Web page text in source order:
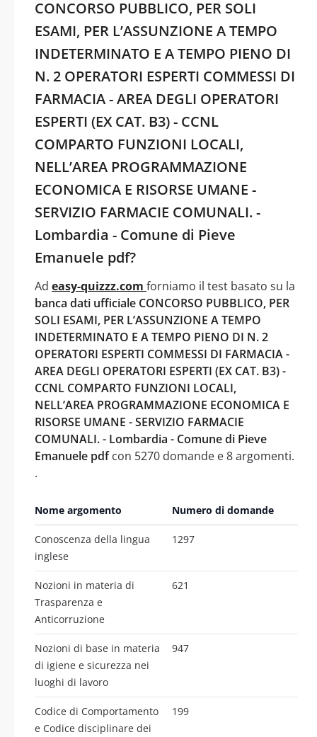
CONCORSO PUBBLICO, PER SOLI
ESAMI, PER L’ASSUNZIONE A TEMPO
INDETERMINATO E A TEMPO PIENO DI
N. 2 OPERATORI ESPERTI COMMESSI DI
FARMACIA - AREA DEGLI OPERATORI
ESPERTI (EX CAT. B3) - CCNL
COMPARTO FUNZIONI LOCALI,
NELL’AREA PROGRAMMAZIONE
ECONOMICA E RISORSE UMANE -
SERVIZIO FARMACIE COMUNALI. -
Lombardia - Comune di Pieve
Emanuele pdf?
Ad easy-quizzz.com forniamo il test basato su la
banca dati ufficiale CONCORSO PUBBLICO, PER
SOLI ESAMI, PER L’ASSUNZIONE A TEMPO
INDETERMINATO E A TEMPO PIENO DI N. 2
OPERATORI ESPERTI COMMESSI DI FARMACIA -
AREA DEGLI OPERATORI ESPERTI (EX CAT. B3) -
CCNL COMPARTO FUNZIONI LOCALI,
NELL’AREA PROGRAMMAZIONE ECONOMICA E
RISORSE UMANE - SERVIZIO FARMACIE
COMUNALI. - Lombardia - Comune di Pieve
Emanuele pdfcon 5270 domande e 8 argomenti.
.
Nome argomento Numero di domande
Conoscenza della lingua
inglese
1297
Nozioni in materia di
Trasparenza e
Anticorruzione
621
Nozioni di base in materia
di igiene e sicurezza nei
luoghi di lavoro
947
Codice di Comportamento
e Codice disciplinare dei
199